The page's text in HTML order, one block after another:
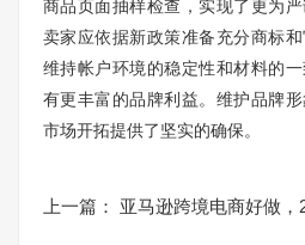
商品页面抽样检查，实现了更为
卖家应依据新政策准备充分商标
维持帐户环境的稳定性和材料的
有更丰富的品牌利益。维护品牌
市场开拓提供了坚实的确保。
上一篇： 亚马逊跨境电商好做